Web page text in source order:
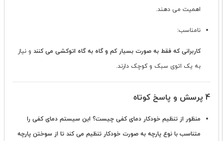
اهمیت می دهند.
نامناسب:
کاربرانی که فقط به صورت بسیار کم و گاه به گاه اتوکشی می کنند و نیاز
به یک اتوی سبک و کوچک دارند.
4 پرسش و پاسخ کوتاه
منظور از تنظیم خودکار دمای کفی چیست؟ این سیستم دمای کفی را
متناسب با نوع پارچه به صورت خودکار تنظیم می کند تا از سوختن پارچه